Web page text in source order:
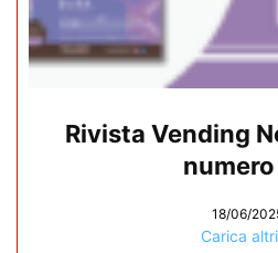
Rivista Vending
18/06/
Carica altri